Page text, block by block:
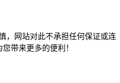
，网站对此不承担任何保证或连
带来更多的便利！